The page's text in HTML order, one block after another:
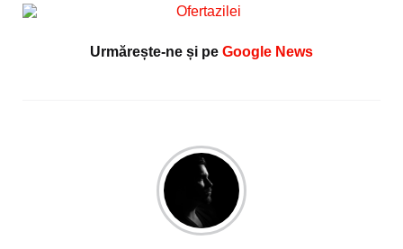
Urmărește-ne și pe Google News